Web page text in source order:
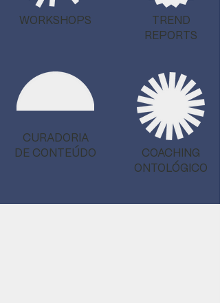
WORKSHOPS
CURADORIA
DE CONTEÚDO
TREND
REPORTS
COACHING
ONTOLÓGICO